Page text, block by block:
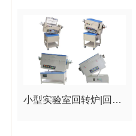
小型实验室回转炉|回转电炉\高温回转炉厂家